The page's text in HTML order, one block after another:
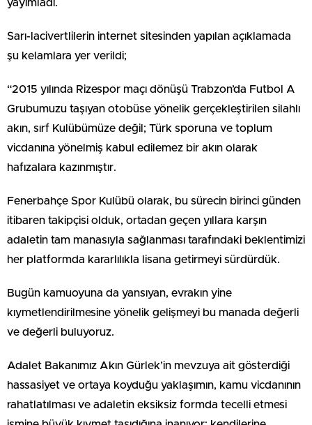
yayımladı.
Sarı-lacivertlilerin internet sitesinden yapılan açıklamada
şu kelamlara yer verildi;
“2015 yılında Rizespor maçı dönüşü Trabzon’da Futbol A
Grubumuzu taşıyan otobüse yönelik gerçekleştirilen silahlı
akın, sırf Kulübümüze değil; Türk sporuna ve toplum
vicdanına yönelmiş kabul edilemez bir akın olarak
hafızalara kazınmıştır.
Fenerbahçe Spor Kulübü olarak, bu sürecin birinci günden
itibaren takipçisi olduk, ortadan geçen yıllara karşın
adaletin tam manasıyla sağlanması tarafındaki beklentimizi
her platformda kararlılıkla lisana getirmeyi sürdürdük.
Bugün kamuoyuna da yansıyan, evrakın yine
kıymetlendirilmesine yönelik gelişmeyi bu manada değerli
ve değerli buluyoruz.
Adalet Bakanımız Akın Gürlek’in mevzuya ait gösterdiği
hassasiyet ve ortaya koyduğu yaklaşımın, kamu vicdanının
rahatlatılması ve adaletin eksiksiz formda tecelli etmesi